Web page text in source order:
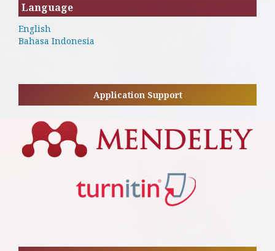
Language
English
Bahasa Indonesia
Application Support